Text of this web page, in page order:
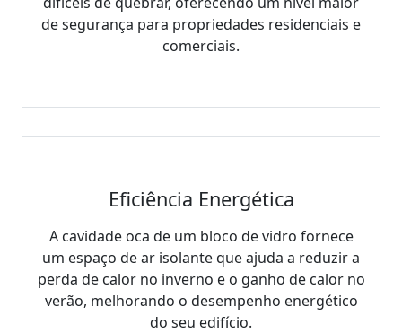
de segurança para propriedades residenciais e
comerciais.
Eficiência Energética
A cavidade oca de um bloco de vidro fornece
um espaço de ar isolante que ajuda a reduzir a
perda de calor no inverno e o ganho de calor no
verão, melhorando o desempenho energético
do seu edifício.